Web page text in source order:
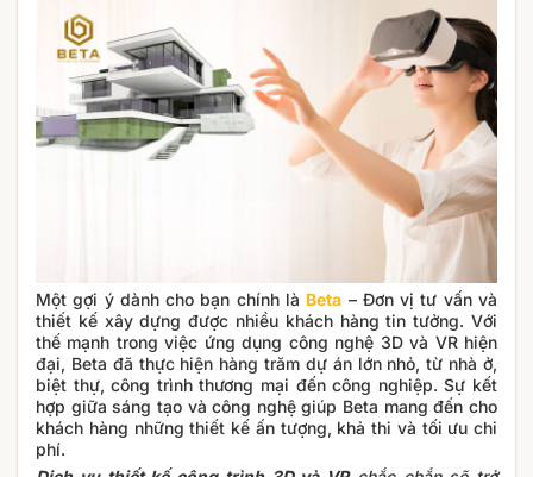
Một gợi ý dành cho bạn chính là Beta – Đơn vị tư vấn và
thiết kế xây dựng được nhiều khách hàng tin tưởng. Với
thế mạnh trong việc ứng dụng công nghệ 3D và VR hiện
đại, Beta đã thực hiện hàng trăm dự án lớn nhỏ, từ nhà ở,
biệt thự, công trình thương mại đến công nghiệp. Sự kết
hợp giữa sáng tạo và công nghệ giúp Beta mang đến cho
khách hàng những thiết kế ấn tượng, khả thi và tối ưu chi
phí.